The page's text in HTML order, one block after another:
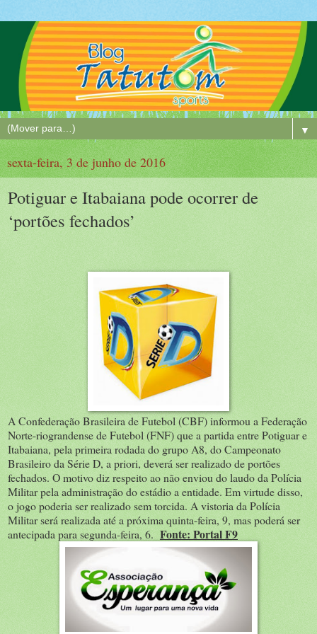
▼
sexta-feira, 3 de junho de 2016
Potiguar e Itabaiana pode ocorrer de
‘portões fechados’
A Confederação Brasileira de Futebol (CBF) informou a Federação
Norte-riograndense de Futebol (FNF) que a partida entre Potiguar e
Itabaiana, pela primeira rodada do grupo A8, do Campeonato
Brasileiro da Série D, a priori, deverá ser realizado de portões
fechados. O motivo diz respeito ao não enviou do laudo da Polícia
Militar pela administração do estádio a entidade. Em virtude disso,
o jogo poderia ser realizado sem torcida. A vistoria da Polícia
Militar será realizada até a próxima quinta-feira, 9, mas poderá ser
antecipada para segunda-feira, 6. Fonte: Portal F9